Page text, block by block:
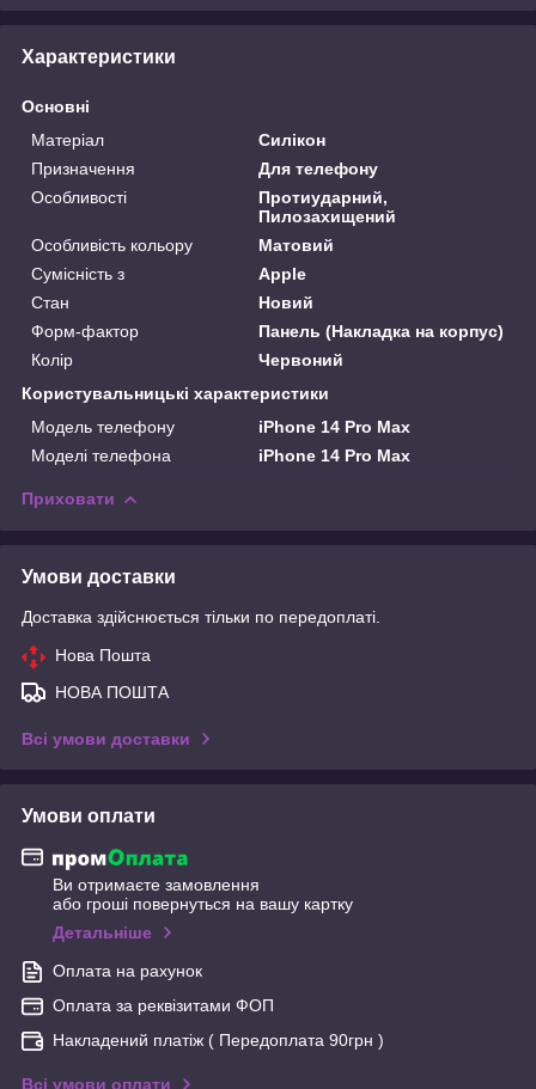
Характеристики
Основні
Матеріал
Силікон
Призначення
Для телефону
Особливості
Протиударний,
Пилозахищений
Особливість кольору
Матовий
Сумісність з
Apple
Стан
Новий
Форм-фактор
Панель (Накладка на корпус)
Колір
Червоний
Користувальницькі характеристики
Модель телефону
iPhone 14 Pro Max
Моделі телефона
iPhone 14 Pro Max
Приховати
Умови доставки
Доставка здійснюється тільки по передоплаті.
Нова Пошта
НОВА ПОШТА
Всі умови доставки
Умови оплати
Ви отримаєте замовлення
або гроші повернуться на вашу картку
Детальніше
Оплата на рахунок
Оплата за реквізитами ФОП
Накладений платіж ( Передоплата 90грн )
Всі умови оплати